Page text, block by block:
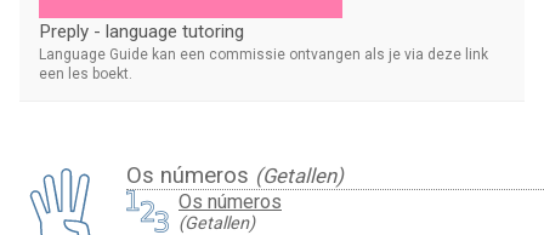
Os números (Getallen)
Os números
(Getallen)
Preply - language tutoring
Language Guide kan een commissie ontvangen als je via deze link
een les boekt.